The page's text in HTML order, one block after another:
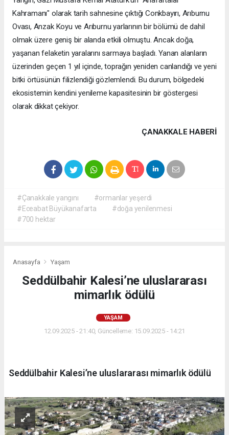
Kahramanı" olarak tarih sahnesine çıktığı Conkbayırı, Arıburnu
Ovası, Anzak Koyu ve Arıburnu yarlarının bir bölümü de dahil
olmak üzere geniş bir alanda etkili olmuştu. Ancak doğa,
yaşanan felaketin yaralarını sarmaya başladı. Yanan alanların
üzerinden geçen 1 yıl içinde, toprağın yeniden canlandığı ve yeni
bitki örtüsünün filizlendiği gözlemlendi. Bu durum, bölgedeki
ekosistemin kendini yenileme kapasitesinin bir göstergesi
olarak dikkat çekiyor.
ÇANAKKALE HABERİ
#Çanakkale yangını
#ormanlar yeşerdi
#Eceabat Büyükanafarta
#doğa yenilenmesi
#700 hektar
Anasayfa Yaşam
Seddülbahir Kalesi’ne uluslararası
mimarlık ödülü
YAŞAM
12.09.2025 - 21:40, Güncelleme: 15.09.2025 - 14:21
Seddülbahir Kalesi’ne uluslararası mimarlık ödülü